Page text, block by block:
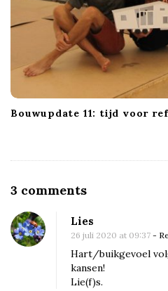
Bouwupdate 11: tijd voor
3 commentsO
B
u
w
Lies
26 juli 2020 at 09:37 -
Hart/buikgevoel
kansen!
Lie(f)s.